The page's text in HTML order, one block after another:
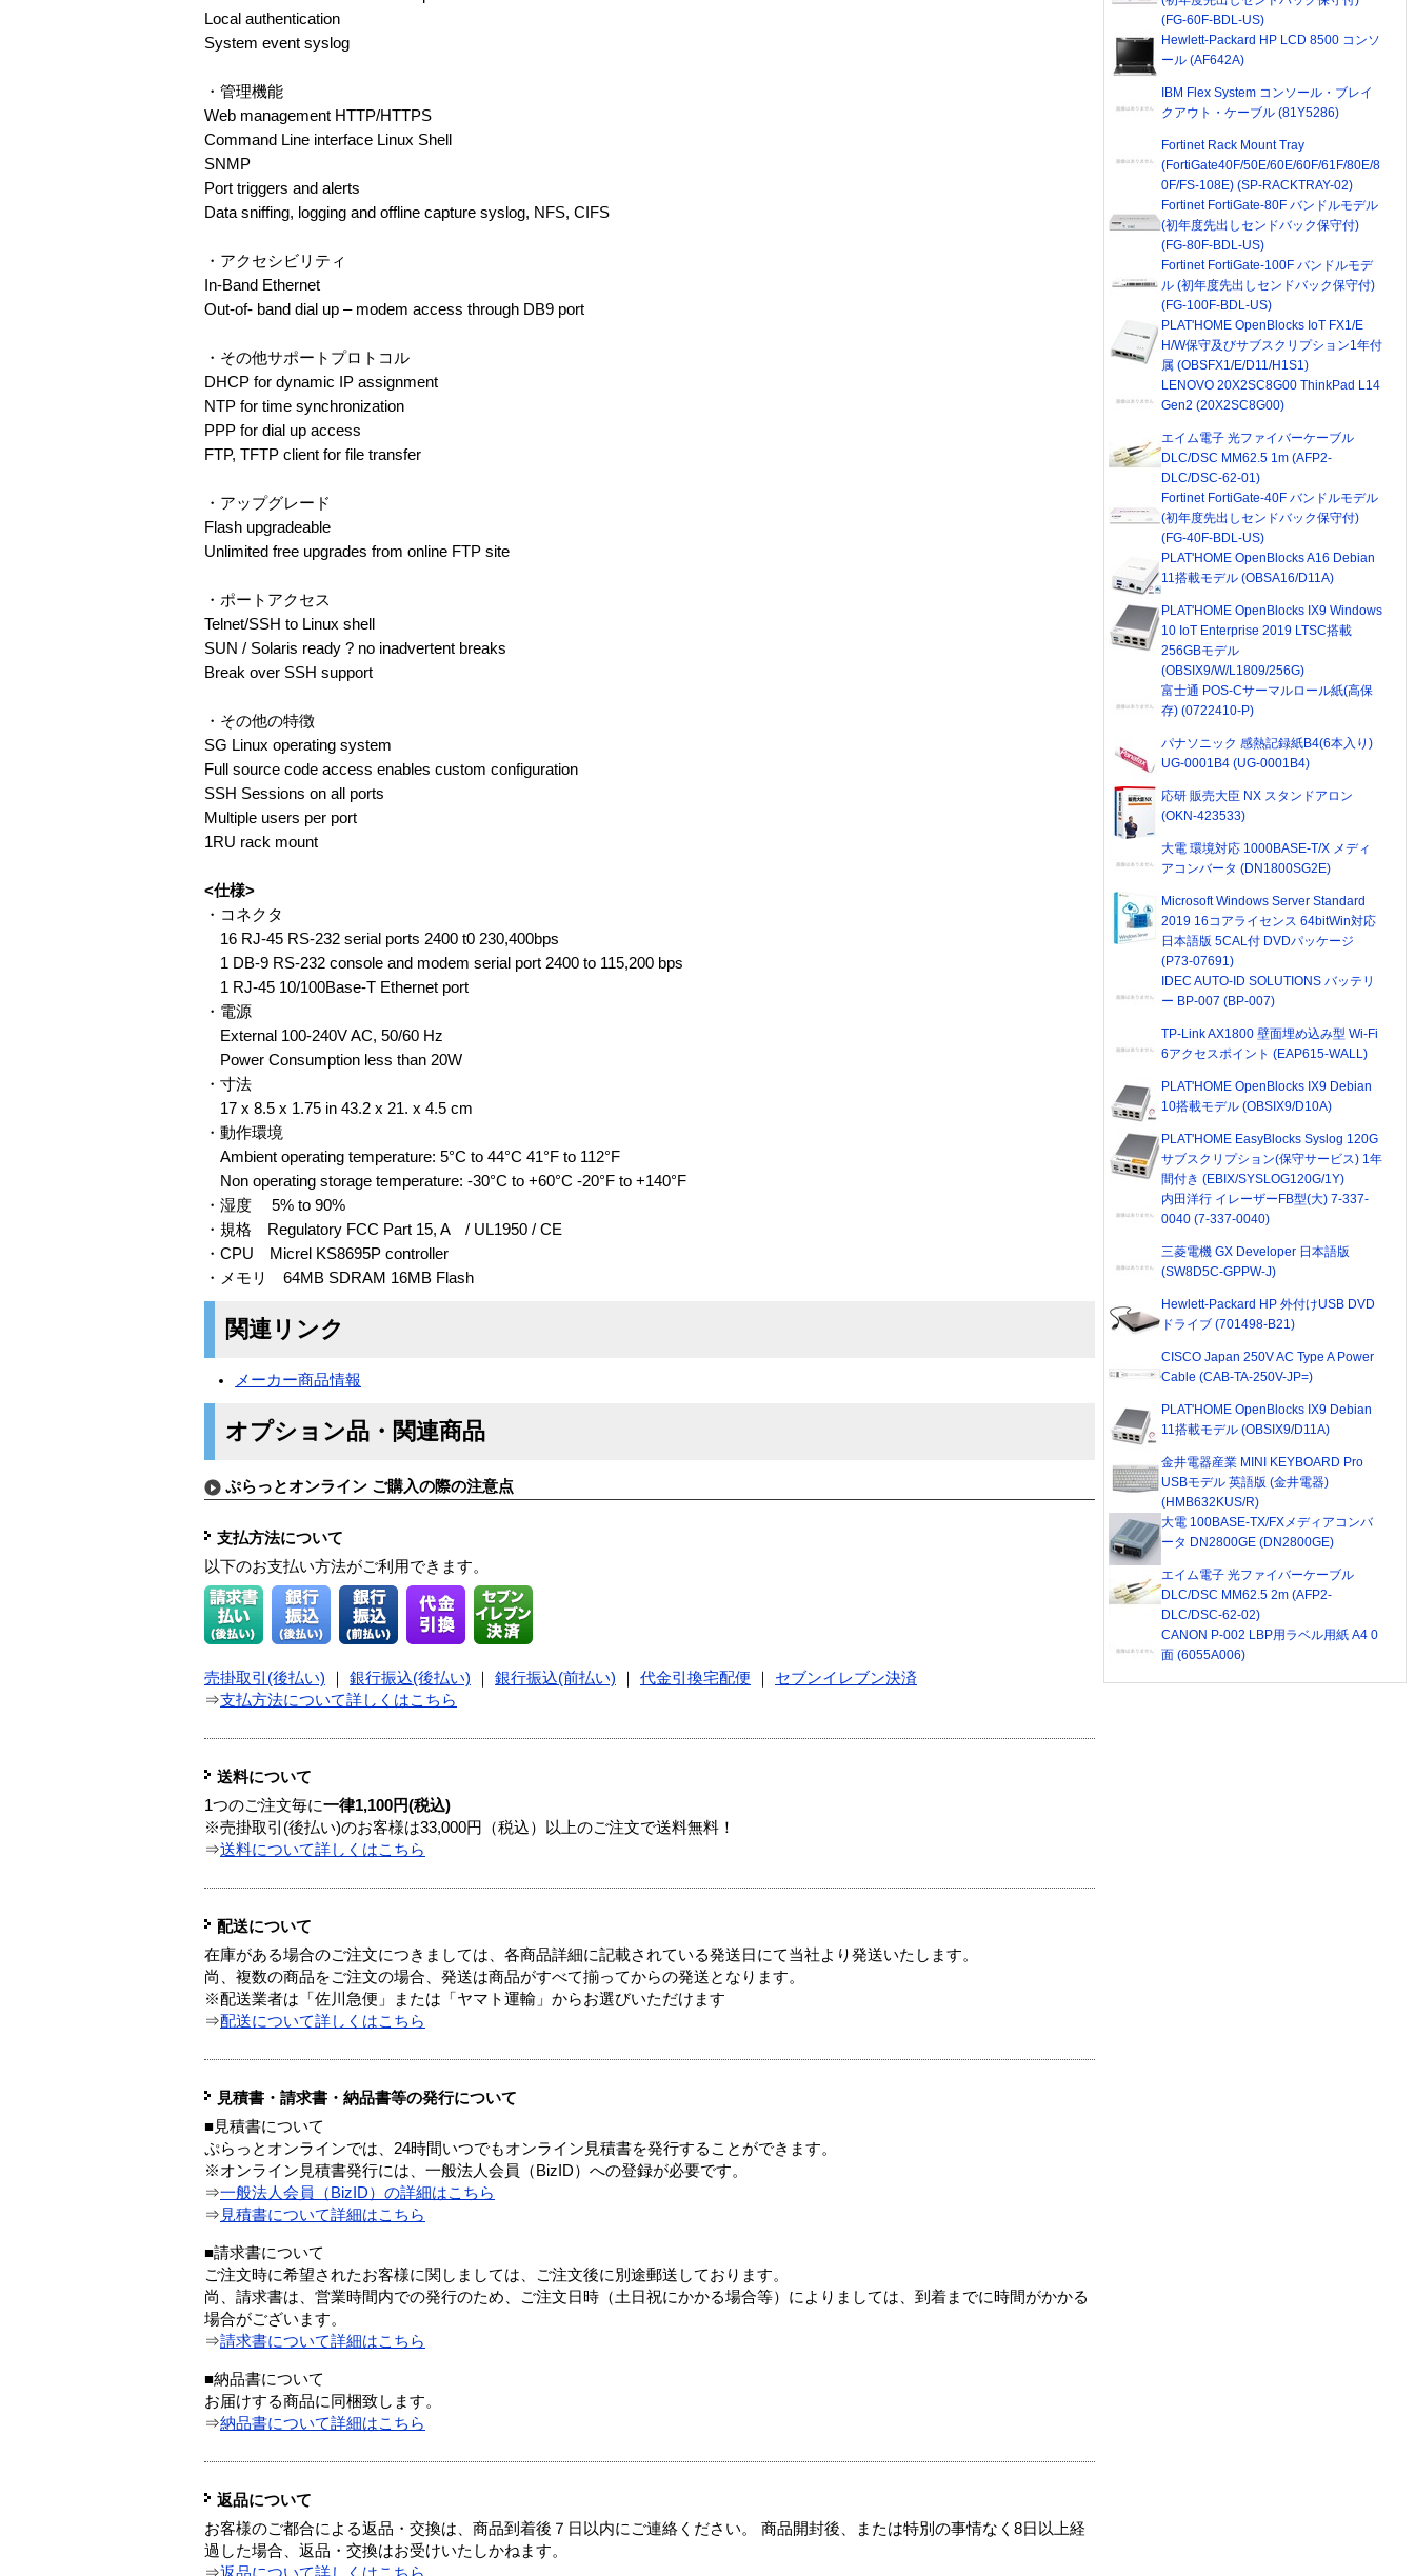
Local authentication
System event syslog
・管理機能
Web management HTTP/HTTPS
Command Line interface Linux Shell
SNMP
Port triggers and alerts
Data sniffing, logging and offline capture syslog, NFS, CIFS
・アクセシビリティ
In-Band Ethernet
Out-of- band dial up – modem access through DB9 port
・その他サポートプロトコル
DHCP for dynamic IP assignment
NTP for time synchronization
PPP for dial up access
FTP, TFTP client for file transfer
・アップグレード
Flash upgradeable
Unlimited free upgrades from online FTP site
・ポートアクセス
Telnet/SSH to Linux shell
SUN / Solaris ready ? no inadvertent breaks
Break over SSH support
・その他の特徴
SG Linux operating system
Full source code access enables custom configuration
SSH Sessions on all ports
Multiple users per port
1RU rack mount
<仕様>
・コネクタ
16 RJ-45 RS-232 serial ports 2400 t0 230,400bps
1 DB-9 RS-232 console and modem serial port 2400 to 115,200 bps
1 RJ-45 10/100Base-T Ethernet port
・電源
External 100-240V AC, 50/60 Hz
Power Consumption less than 20W
・寸法
17 x 8.5 x 1.75 in 43.2 x 21. x 4.5 cm
・動作環境
Ambient operating temperature: 5°C to 44°C 41°F to 112°F
Non operating storage temperature: -30°C to +60°C -20°F to +140°F
・湿度 5% to 90%
・規格 Regulatory FCC Part 15, A / UL1950 / CE
・CPU Micrel KS8695P controller
・メモリ 64MB SDRAM 16MB Flash
関連リンク
メーカー商品情報
オプション品・関連商品
ぷらっとオンライン ご購入の際の注意点
支払方法について
以下のお支払い方法がご利用できます。
売掛取引(後払い) 銀行振込(後払い) 銀行振込(前払い) 代金引換宅配便
セブンイレブン決済
⇒支払方法について詳しくはこちら
送料について
1つのご注文毎に一律1,100円(税込)
※売掛取引(後払い)のお客様は33,000円（税込）以上のご注文で送料無料！
⇒送料について詳しくはこちら
配送について
在庫がある場合のご注文につきましては、各商品詳細に記載されている発送日にて当社より発送いたします。
尚、複数の商品をご注文の場合、発送は商品がすべて揃ってからの発送となります。
※配送業者は「佐川急便」または「ヤマト運輸」からお選びいただけます
⇒配送について詳しくはこちら
見積書・請求書・納品書等の発行について
■見積書について
ぷらっとオンラインでは、24時間いつでもオンライン見積書を発行することができます。
※オンライン見積書発行には、一般法人会員（BizID）への登録が必要です。
⇒一般法人会員（BizID）の詳細はこちら
⇒ 見積書について詳細はこちら
■請求書について
ご注文時に希望されたお客様に関しましては、ご注文後に別途郵送しております。
尚、請求書は、営業時間内での発行のため、ご注文日時（土日祝にかかる場合等）によりましては、到着までに時間がかかる
場合がございます。
⇒請求書について詳細はこちら
■納品書について
お届けする商品に同梱致します。
⇒納品書について詳細はこちら
返品について
お客様のご都合による返品・交換は、商品到着後７日以内にご連絡ください。 商品開封後、または特別の事情なく8日以上経
過した場合、返品・交換はお受けいたしかねます。
(FG-60F-BDL-US)
Hewlett-Packard HP LCD 8500 コンソ
ール (AF642A)
IBM Flex System コンソール・ブレイ
クアウト・ケーブル (81Y5286)
Fortinet Rack Mount Tray
(FortiGate40F/50E/60E/60F/61F/80E/8
0F/FS-108E) (SP-RACKTRAY-02)
Fortinet FortiGate-80F バンドルモデル
(初年度先出しセンドバック保守付)
(FG-80F-BDL-US)
Fortinet FortiGate-100F バンドルモデ
ル (初年度先出しセンドバック保守付)
(FG-100F-BDL-US)
PLAT'HOME OpenBlocks IoT FX1/E
H/W保守及びサブスクリプション1年付
属 (OBSFX1/E/D11/H1S1)
LENOVO 20X2SC8G00 ThinkPad L14
Gen2 (20X2SC8G00)
エイム電子 光ファイバーケーブル
DLC/DSC MM62.5 1m (AFP2-
DLC/DSC-62-01)
Fortinet FortiGate-40F バンドルモデル
(初年度先出しセンドバック保守付)
(FG-40F-BDL-US)
PLAT'HOME OpenBlocks A16 Debian
11搭載モデル (OBSA16/D11A)
PLAT'HOME OpenBlocks IX9 Windows
10 IoT Enterprise 2019 LTSC搭載
256GBモデル
(OBSIX9/W/L1809/256G)
富士通 POS-Cサーマルロール紙(高保
存) (0722410-P)
パナソニック 感熱記録紙B4(6本入り)
UG-0001B4 (UG-0001B4)
応研 販売大臣 NX スタンドアロン
(OKN-423533)
大電 環境対応 1000BASE-T/X メディ
アコンバータ (DN1800SG2E)
Microsoft Windows Server Standard
2019 16コアライセンス 64bitWin対応
日本語版 5CAL付 DVDパッケージ
(P73-07691)
IDEC AUTO-ID SOLUTIONS バッテリ
ー BP-007 (BP-007)
TP-Link AX1800 壁面埋め込み型 Wi-Fi
6アクセスポイント (EAP615-WALL)
PLAT'HOME OpenBlocks IX9 Debian
10搭載モデル (OBSIX9/D10A)
PLAT'HOME EasyBlocks Syslog 120G
サブスクリプション(保守サービス) 1年
間付き (EBIX/SYSLOG120G/1Y)
内田洋行 イレーザーFB型(大) 7-337-
0040 (7-337-0040)
三菱電機 GX Developer 日本語版
(SW8D5C-GPPW-J)
Hewlett-Packard HP 外付けUSB DVD
ドライブ (701498-B21)
CISCO Japan 250V AC Type A Power
Cable (CAB-TA-250V-JP=)
PLAT'HOME OpenBlocks IX9 Debian
11搭載モデル (OBSIX9/D11A)
金井電器産業 MINI KEYBOARD Pro
USBモデル 英語版 (金井電器)
(HMB632KUS/R)
大電 100BASE-TX/FXメディアコンバ
ータ DN2800GE (DN2800GE)
エイム電子 光ファイバーケーブル
DLC/DSC MM62.5 2m (AFP2-
DLC/DSC-62-02)
CANON P-002 LBP用ラベル用紙 A4 0
面 (6055A006)